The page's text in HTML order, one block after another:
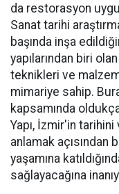
da restorasyon
Sanat tarihi
başında inşa
yapılarından biri
teknikleri ve
mimariye sahip.
kapsamında
Yapı, İzmir'in
anlamak açısından
yaşamına
sağlayacağına